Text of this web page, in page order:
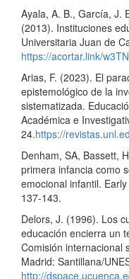
Ayala, A. B., García, J.
(2013). Instituciones
Universitaria Juan de
https://acortar.link/
Arias, F. (2023). El
epistemológico de la
sistematizada.
Académica e
24.https://
Denham, SA, Bassett,
primera infancia como
emocional infantil.
137-143.
Delors, J. (1996). Los
educación encierra un
Comisión internacional
Madrid: Santillana/
http://